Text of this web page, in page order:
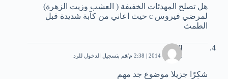
هل تصلح المهدئات الخفيفة ( العشب وزيت الزهرة)
لمرضي فيروس c حيث اعاني من كآبة شديدة قبل
الطمث
Asil
2 فبراير، 2014 | 2:38 م قم بتسجيل الدخول للرد
شكرًا جزيلا موضوع جد مهم